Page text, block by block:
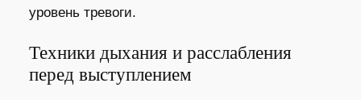
уровень тревоги.
Техники дыхания и расслабления
перед выступлением